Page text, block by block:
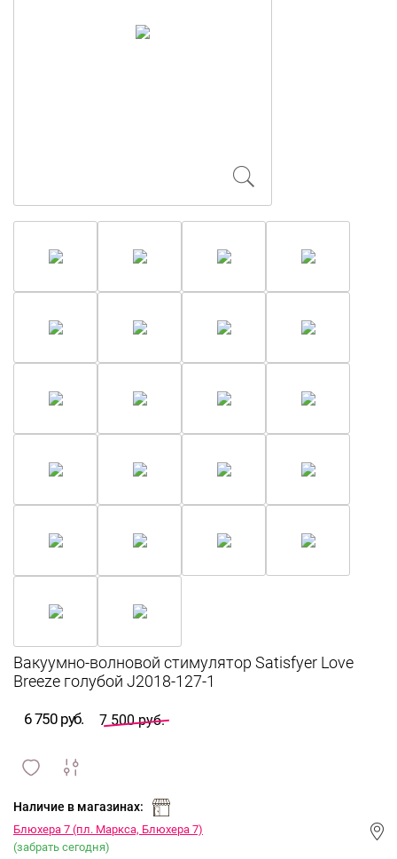
6 750 руб. 7 500 руб.
и
Наличие в магазинах:
Блюхера 7 (пл. Маркса, Блюхера 7)
(забрать сегодня)